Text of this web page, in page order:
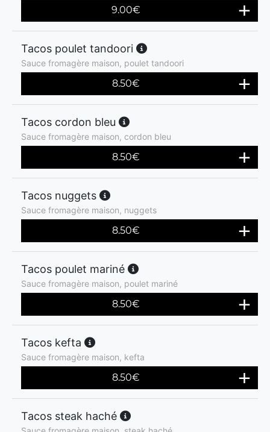
9.00€
Tacos poulet tandoori
Sauce fromagère maison, poulet tandoori
8.50€
Tacos cordon bleu
Sauce fromagère maison, cordon bleu
8.50€
Tacos nuggets
Sauce fromagère maison, nuggets
8.50€
Tacos poulet mariné
Sauce fromagère maison, poulet mariné
8.50€
Tacos kefta
Sauce fromagère maison, kefta
8.50€
Tacos steak haché